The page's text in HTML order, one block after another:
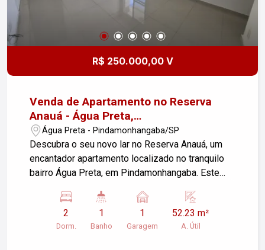
R$ 250.000,00 V
Venda de Apartamento no Reserva
Anauá - Água Preta,
Pindamonhangaba/SP
Água Preta - Pindamonhangaba/SP
Descubra o seu novo lar no Reserva Anauá, um
encantador apartamento localizado no tranquilo
bairro Água Preta, em Pindamonhangaba. Este
52,23 m², ideal para quem busca conforto e
praticidade. O apartamento conta com: - Sala de
estar espaçosa, perfeita para momentos de
2
Dorm.
1
Banho
1
Garagem
52.23 m²
A. Útil